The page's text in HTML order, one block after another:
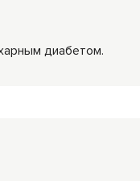
диабетом.